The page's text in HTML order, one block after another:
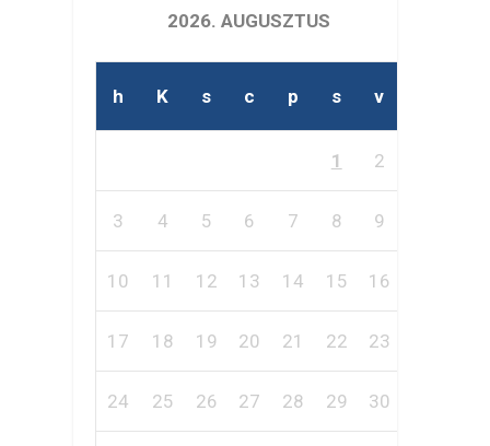
2026. AUGUSZTUS
h K s c p s v
1 2
3 4 5 6 7 8 9
10 11 12 13 14 15 16
17 18 19 20 21 22 23
24 25 26 27 28 29 30